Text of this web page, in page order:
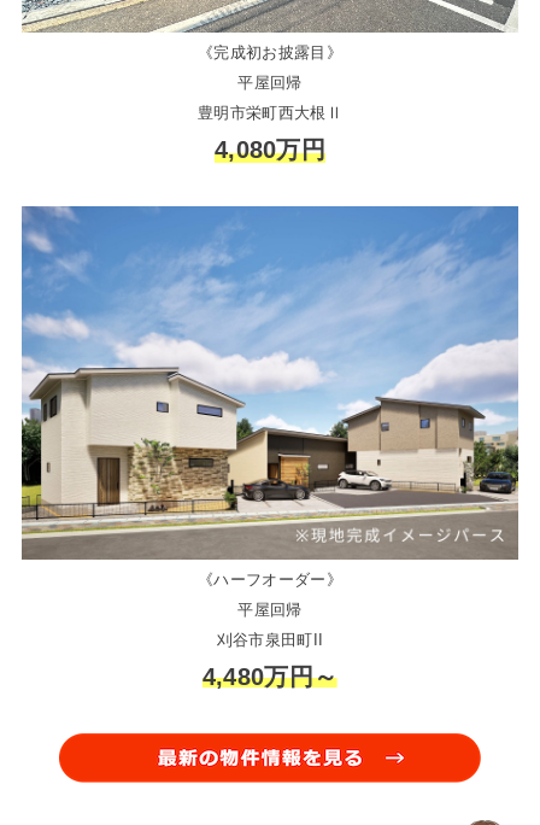
《完成初お披露目》
平屋回帰
豊明市栄町西大根Ⅱ
4,080万円
《ハーフオーダー》
平屋回帰
刈谷市泉田町II
4,480万円～